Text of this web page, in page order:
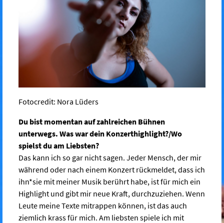
Fotocredit: Nora Lüders
Du bist momentan auf zahlreichen Bühnen
unterwegs. Was war dein Konzerthighlight?/Wo
spielst du am Liebsten?
Das kann ich so gar nicht sagen. Jeder Mensch, der mir
während oder nach einem Konzert rückmeldet, dass ich
ihn*sie mit meiner Musik berührt habe, ist für mich ein
Highlight und gibt mir neue Kraft, durchzuziehen. Wenn
Leute meine Texte mitrappen können, ist das auch
ziemlich krass für mich. Am liebsten spiele ich mit